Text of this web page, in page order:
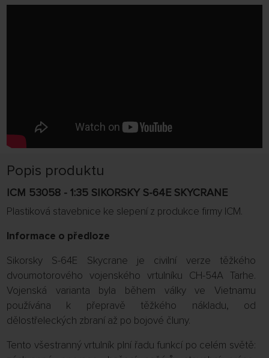
Popis produktu
ICM 53058 - 1:35 SIKORSKY S-64E SKYCRANE
Plastiková stavebnice ke slepení z produkce firmy ICM.
Informace o předloze
Sikorsky S-64E Skycrane je civilní verze těžkého
dvoumotorového vojenského vrtulníku CH-54A Tarhe.
Vojenská varianta byla během války ve Vietnamu
používána k přepravě těžkého nákladu, od
dělostřeleckých zbraní až po bojové čluny.
Tento všestranný vrtulník plní řadu funkcí po celém světě: